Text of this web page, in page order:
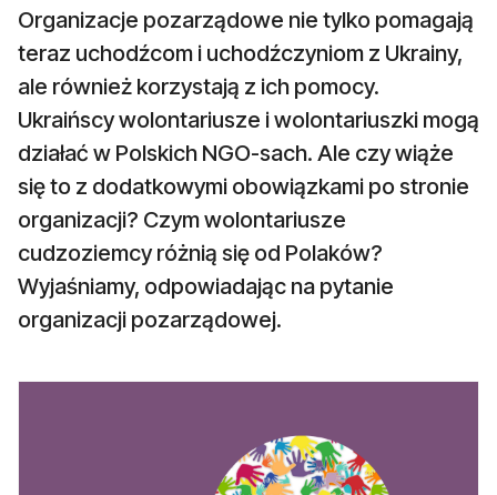
Organizacje pozarządowe nie tylko pomagają
teraz uchodźcom i uchodźczyniom z Ukrainy,
ale również korzystają z ich pomocy.
Ukraińscy wolontariusze i wolontariuszki mogą
działać w Polskich NGO-sach. Ale czy wiąże
się to z dodatkowymi obowiązkami po stronie
organizacji? Czym wolontariusze
cudzoziemcy różnią się od Polaków?
Wyjaśniamy, odpowiadając na pytanie
organizacji pozarządowej.